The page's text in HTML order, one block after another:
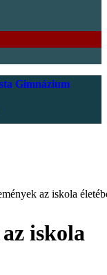
Gimnázium
az iskola
iskola